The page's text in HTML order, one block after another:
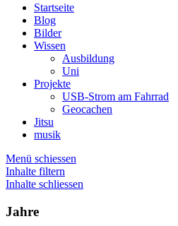
Startseite
Blog
Bilder
Wissen
Ausbildung
Uni
Projekte
USB-Strom am Fahrrad
Geocachen
Jitsu
musik
Menü schiessen
Inhalte filtern
Inhalte schliessen
Jahre